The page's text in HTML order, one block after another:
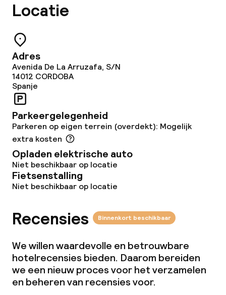
Schoonmaakvoorzieningen
Zakelijke faciliteiten
Conferentieruimte
Vergaderruimte
Beleid
Overal rookvrij
Locatie
Adres
Avenida De La Arruzafa, S/N
14012 CORDOBA
Spanje
Parkeergelegenheid
Parkeren op eigen terrein (overdekt): Mogelijk
extra kosten
Opladen elektrische auto
Niet beschikbaar op locatie
Fietsenstalling
Niet beschikbaar op locatie
Recensies Binnenkort beschikbaar
We willen waardevolle en betrouwbare
hotelrecensies bieden. Daarom bereiden
we een nieuw proces voor het verzamelen
en beheren van recensies voor.